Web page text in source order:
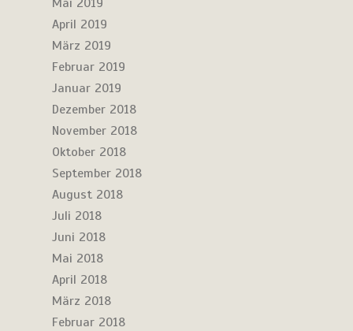
Mai 2019
April 2019
März 2019
Februar 2019
Januar 2019
Dezember 2018
November 2018
Oktober 2018
September 2018
August 2018
Juli 2018
Juni 2018
Mai 2018
April 2018
März 2018
Februar 2018